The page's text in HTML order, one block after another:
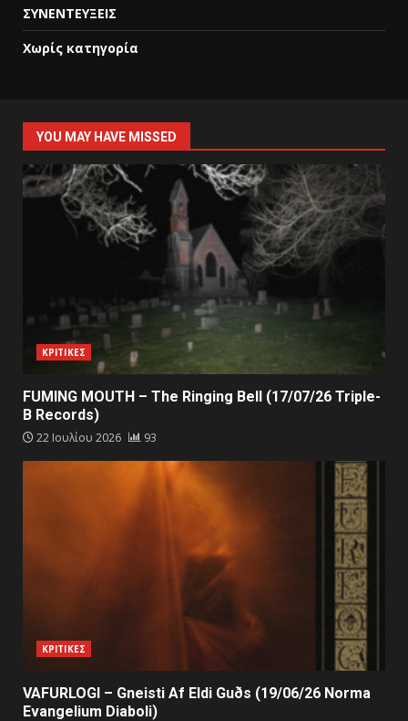
ΣΥΝΕΝΤΕΥΞΕΙΣ
Χωρίς κατηγορία
YOU MAY HAVE MISSED
ΚΡΙΤΙΚΕΣ
FUMING MOUTH – The Ringing Bell (17/07/26 Triple-
B Records)
22 Ιουλίου 2026 93
ΚΡΙΤΙΚΕΣ
VAFURLOGI – Gneisti Af Eldi Guðs (19/06/26 Norma
Evangelium Diaboli)